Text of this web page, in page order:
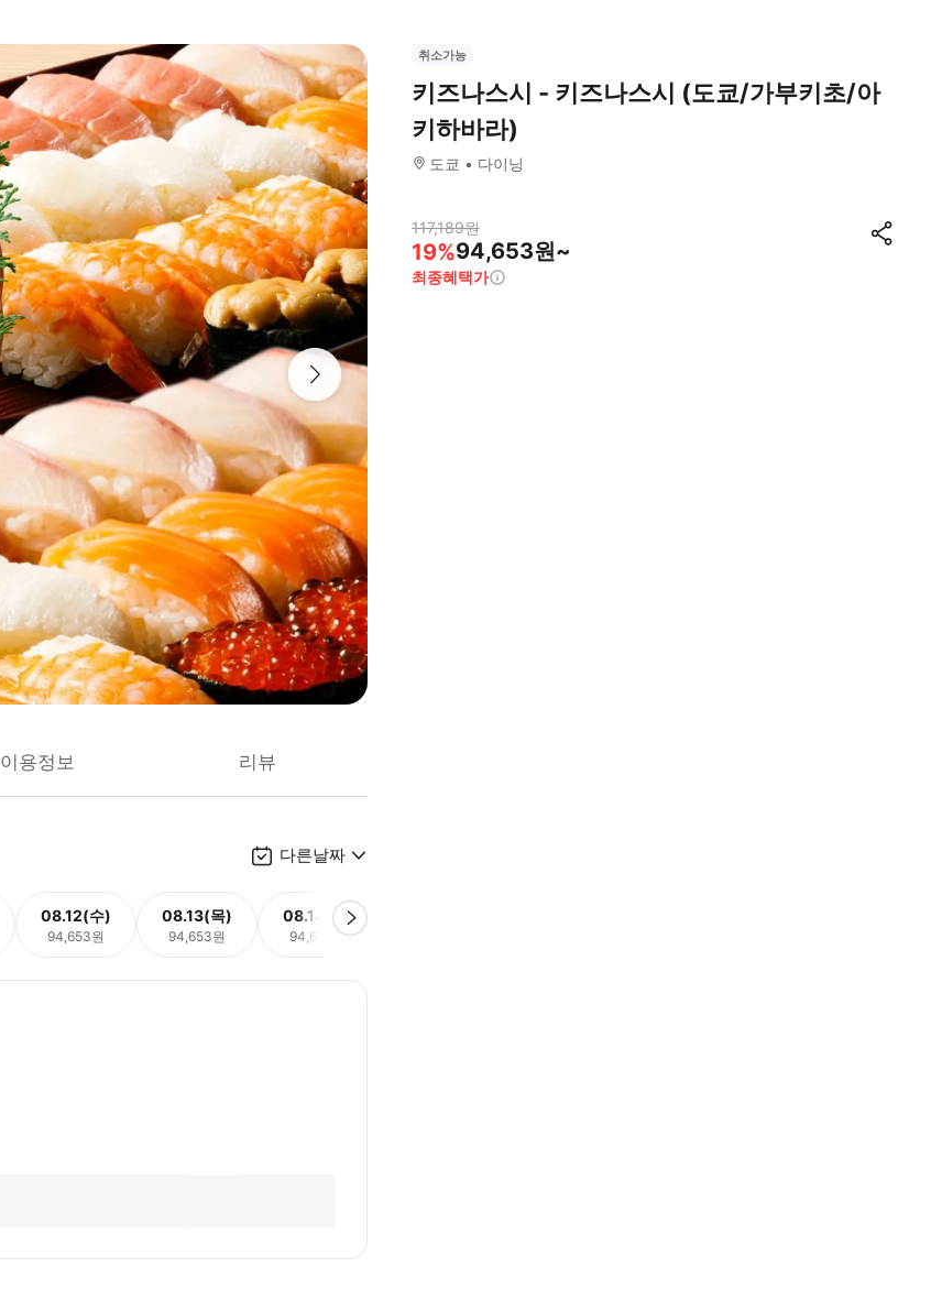
이용정보 리뷰
다른날짜
08.12(수)
94,653원
08.13(목)
94,653원
08.14(금)
94,653원
취소가능
키즈나스시 - 키즈나스시 (도쿄/가부키초/아
키하바라)
도쿄 다이닝
117,189원
19%94,653원~
최종혜택가